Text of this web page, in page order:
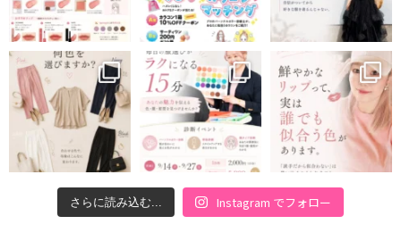
さらに読み込む... Instagram でフォロー